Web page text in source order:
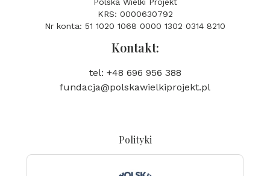
KRS: 0000630792
Nr konta: 51 1020 1068 0000 1302 0314 8210
Kontakt:
tel: +48 696 956 388
fundacja@polskawielkiprojekt.pl
Polityki